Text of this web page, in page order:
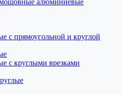
алюминиевые
с прямоугольной и круглой
с круглыми врезками